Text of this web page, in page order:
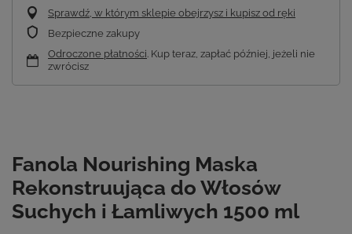
Sprawdź, w którym sklepie obejrzysz i kupisz od ręki
Bezpieczne zakupy
Odroczone płatności. Kup teraz, zapłać później, jeżeli nie
zwrócisz
Fanola Nourishing Maska
Rekonstruująca do Włosów
Suchych i Łamliwych 1500 ml